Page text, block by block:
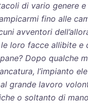
di vario genere
fino alle
avventori
loro facce allibite e
Dopo qualche
l’impianto
grande lavoro
o soltanto di